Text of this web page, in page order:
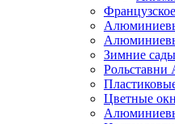
Зимние сады
Рольставни
Цветные